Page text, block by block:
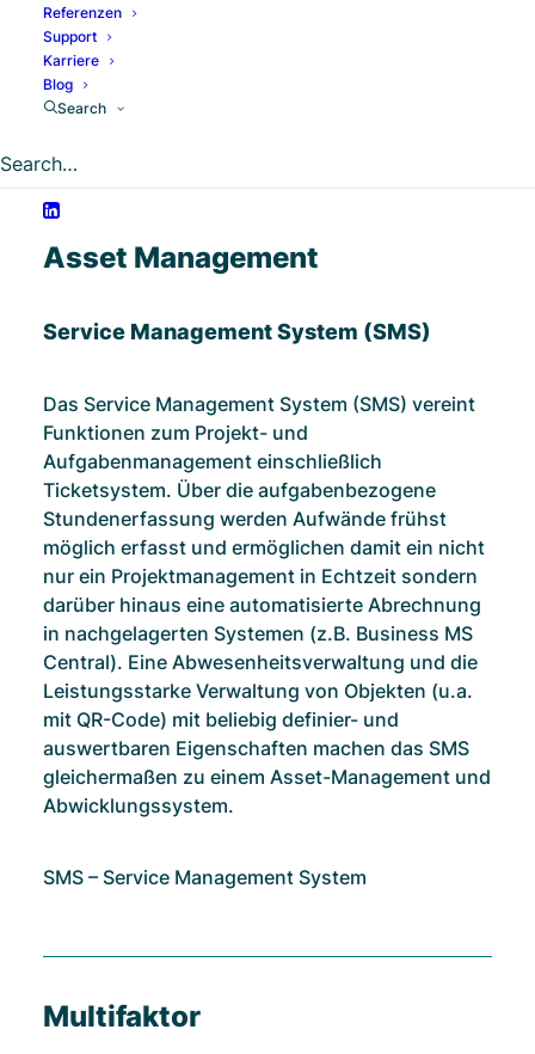
Referenzen
Support
Karriere
Blog
Search
Asset Management
Service Management System (SMS)
Das Service Management System (SMS) vereint
Funktionen zum Projekt- und
Aufgabenmanagement einschließlich
Ticketsystem. Über die aufgabenbezogene
Stundenerfassung werden Aufwände frühst
möglich erfasst und ermöglichen damit ein nicht
nur ein Projektmanagement in Echtzeit sondern
darüber hinaus eine automatisierte Abrechnung
in nachgelagerten Systemen (z.B. Business MS
Central). Eine Abwesenheitsverwaltung und die
Leistungsstarke Verwaltung von Objekten (u.a.
mit QR-Code) mit beliebig definier- und
auswertbaren Eigenschaften machen das SMS
gleichermaßen zu einem Asset-Management und
Abwicklungssystem.
SMS – Service Management System
Multifaktor